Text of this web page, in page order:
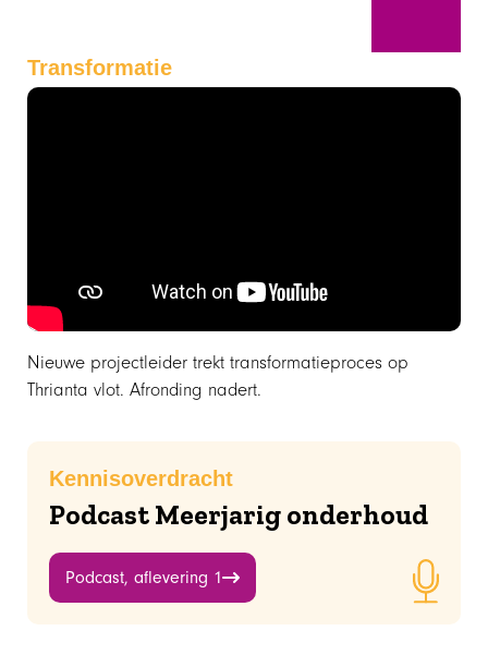
Transformatie
Nieuwe projectleider trekt transformatieproces op
Thrianta vlot. Afronding nadert.
Kennisoverdracht
Podcast Meerjarig onderhoud
Podcast, aflevering 1